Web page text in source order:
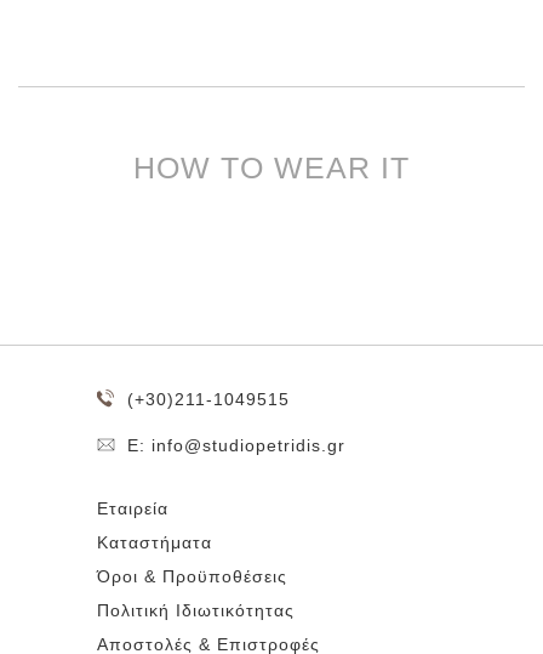
HOW TO WEAR IT
(+30)211-1049515
E: info@studiopetridis.gr
Εταιρεία
Καταστήματα
Όροι & Προϋποθέσεις
Πολιτική Ιδιωτικότητας
Αποστολές & Επιστροφές